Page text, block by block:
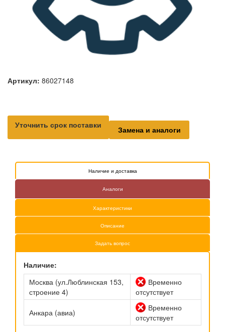
Артикул: 86027148
Уточнить срок поставки Замена и аналоги
Наличие и доставка
Аналоги
Характеристики
Описание
Задать вопрос
Наличие:
Москва (ул.Люблинская 153,
строение 4)
Временно
отсутствует
Анкара (авиа)
Временно
отсутствует